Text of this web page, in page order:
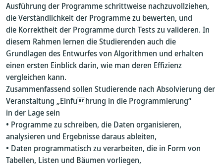
Ausführung der Programme schrittweise nachzuvollziehen,
die Verständlichkeit der Programme zu bewerten, und
die Korrektheit der Programme durch Tests zu valideren. In
diesem Rahmen lernen die Studierenden auch die
Grundlagen des Entwurfes von Algorithmen und erhalten
einen ersten Einblick darin, wie man deren Effizienz
vergleichen kann.
Zusammenfassend sollen Studierende nach Absolvierung der
Veranstaltung „Einfuhrung in die Programmierung“
in der Lage sein
• Programme zu schreiben, die Daten organisieren,
analysieren und Ergebnisse daraus ableiten,
• Daten programmatisch zu verarbeiten, die in Form von
Tabellen, Listen und Bäumen vorliegen,